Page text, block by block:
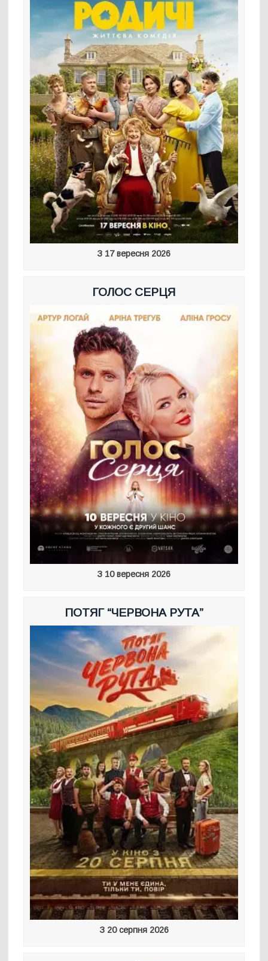
З 17 вересня 2026
ГОЛОС СЕРЦЯ
З 10 вересня 2026
ПОТЯГ “ЧЕРВОНА РУТА”
З 20 серпня 2026